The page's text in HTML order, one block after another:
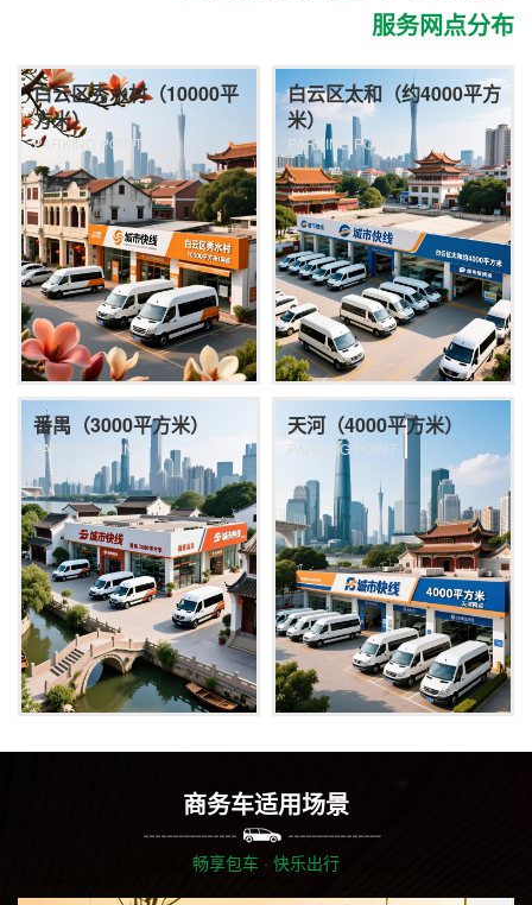
服务网点分布
白云区秀水村（10000平
方米）
PARKING POINT
白云区太和（约4000平方
米）
PARKING POINT
番禺（3000平方米）
PARKING POINT
天河（4000平方米）
PARKING POINT
商务车适用场景
畅享包车 · 快乐出行